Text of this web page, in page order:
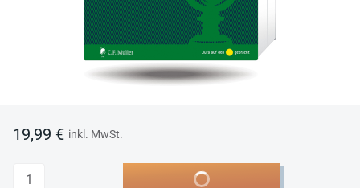
19,99 € inkl. MwSt.
Anzahl In den Warenkorb